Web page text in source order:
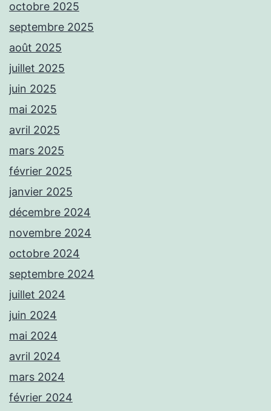
octobre 2025
septembre 2025
août 2025
juillet 2025
juin 2025
mai 2025
avril 2025
mars 2025
février 2025
janvier 2025
décembre 2024
novembre 2024
octobre 2024
septembre 2024
juillet 2024
juin 2024
mai 2024
avril 2024
mars 2024
février 2024